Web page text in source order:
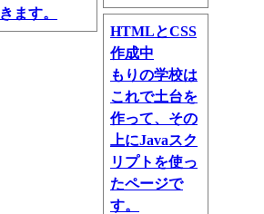
きます。
HTMLとCSS
作成中
もりの学校は
これで土台を
作って、その
上にJavaスク
リプトを使っ
たページで
す。